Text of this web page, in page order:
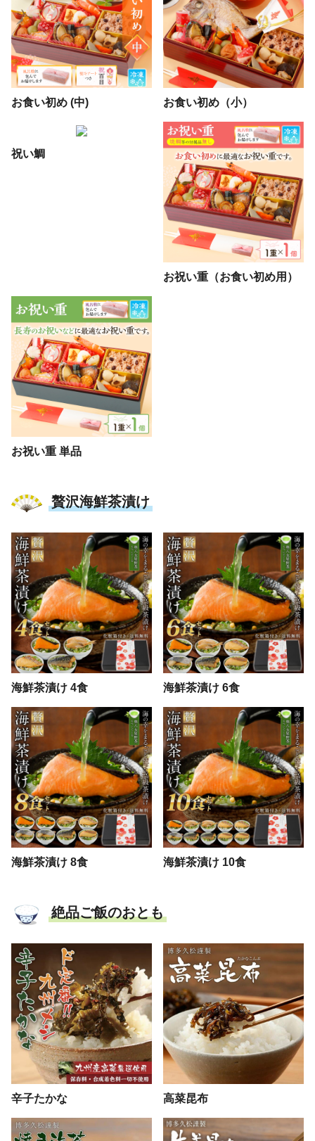
お食い初め (中) お食い初め（小）
祝い鯛
お祝い重（お食い初め用）
お祝い重 単品
贅沢海鮮茶漬け
海鮮茶漬け 4食 海鮮茶漬け 6食
海鮮茶漬け 8食 海鮮茶漬け 10食
絶品ご飯のおとも
辛子たかな 高菜昆布